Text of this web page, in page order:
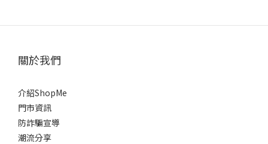
關於我們
介紹ShopMe
門市資訊
防詐騙宣導
潮流分享